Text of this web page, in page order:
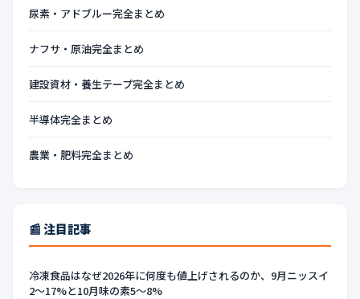
尿素・アドブルー完全まとめ
ナフサ・原油完全まとめ
建設資材・養生テープ完全まとめ
半導体完全まとめ
農業・肥料完全まとめ
📰 注目記事
冷凍食品はなぜ2026年に何度も値上げされるのか、9月ニッスイ
2〜17%と10月味の素5〜8%